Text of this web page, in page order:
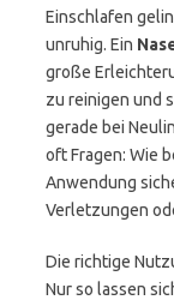
Einschlafen
unruhig. Ein
große
zu reinigen und
gerade bei
oft Fragen: Wie
Anwendung
Verletzungen
Die richtige
Nur so lassen